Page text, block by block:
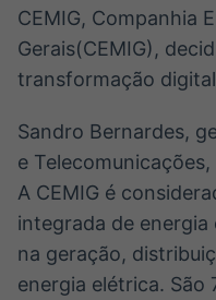
CEMIG, Companhia
Gerais(CEMIG),
transformação
Sandro Bernardes,
e
A CEMIG é
integrada de
na geração,
energia elétrica. São